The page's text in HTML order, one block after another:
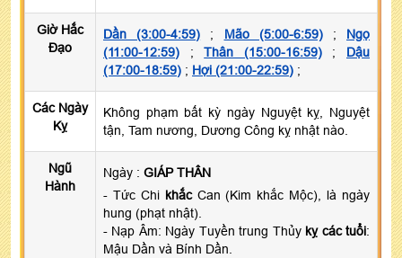
Giờ Hắc
Đạo
Dần (3:00-4:59) ; Mão (5:00-6:59); Ngọ
(11:00-12:59) ;Thân (15:00-16:59); Dậu
(17:00-18:59) ; Hợi (21:00-22:59) ;
Các Ngày
Kỵ
Không phạm bất kỳ ngày Nguyệt kỵ, Nguyệt
tận, Tam nương, Dương Công kỵ nhật nào.
Ngũ
Hành
Ngày : GIÁP THÂN
- Tức Chi khắcCan (Kim khắc Mộc), là ngày
hung (phạt nhật).
- Nạp Âm: Ngày Tuyền trung Thủy kỵ các tuổi:
Mậu Dần và Bính Dần.